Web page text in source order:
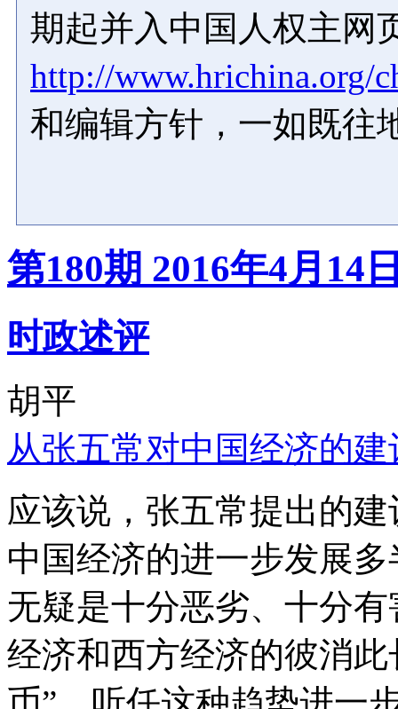
期起并入中国人权主网
http://www.hrichina.org/
和编辑方针，一如既往
第180期 2016年4月14
时政述评
胡平
从张五常对中国经济的
应该说，张五常提出的
中国经济的进一步发展
无疑是十分恶劣、十分
经济和西方经济的彼消